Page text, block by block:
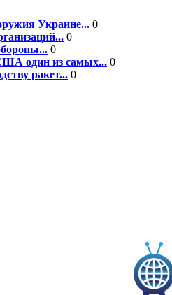
Украине... 0
0
0
один из самых... 0
ракет... 0